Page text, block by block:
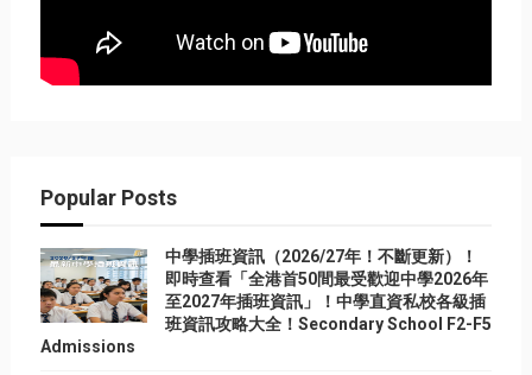
Popular Posts
中學插班資訊（2026/27年！不斷更新）！
即時查看「全港首50間最受歡迎中學2026年
至2027年插班資訊」！中學直資私校各級插
班資訊攻略大全！Secondary School F2-F5
Admissions